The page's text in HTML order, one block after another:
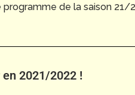
programme de la saison
2021/2022 !